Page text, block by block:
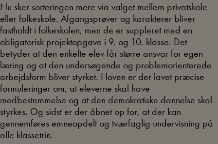
Nu sker sorteringen mere via valget mellem privatskole
eller folkeskole. Afgangsprøver og karakterer bliver
fastholdt i folkeskolen, men de er suppleret med en
obligatorisk projektopgave i 9. og 10. klasse. Det
betyder at den enkelte elev får større ansvar for egen
læring og at den undersøgende og problemorienterede
arbejdsform bliver styrket. I loven er der lavet præcise
formuleringer om, at eleverne skal have
medbestemmelse og at den demokratiske dannelse skal
styrkes. Og sidst er der åbnet op for, at der kan
gennemføres emneopdelt og tværfaglig undervisning på
alle klassetrin.